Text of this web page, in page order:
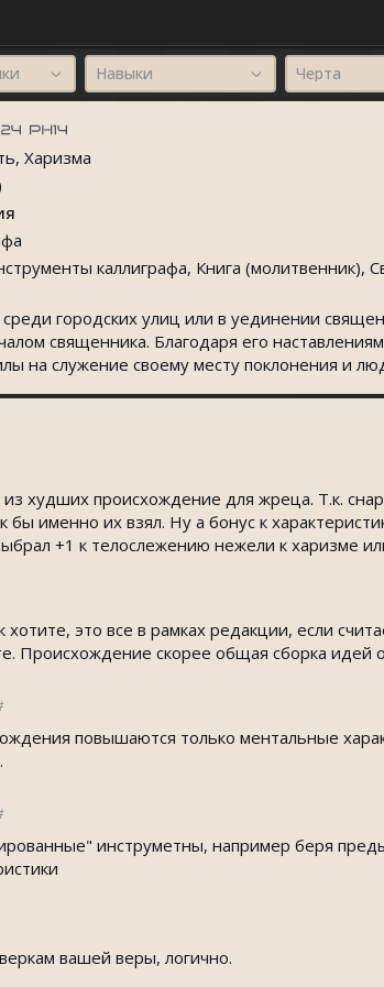
Навыки Черта
Харизма
каллиграфа, Книга
городских улиц или в уединении
священника. Благодаря его
на служение своему месту поклонения и
худших происхождение для жреца. Т.к.
бы именно их взял. Ну а бонус к
+1 к телослежению нежели к харизме
это все в рамках редакции, если
Происхождение скорее общая сборка идей
повышаются только ментальные
инструметны, например беря
вашей веры, логично.